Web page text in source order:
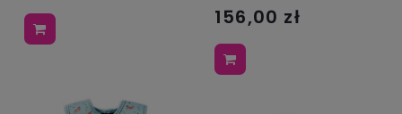
156,00 zł